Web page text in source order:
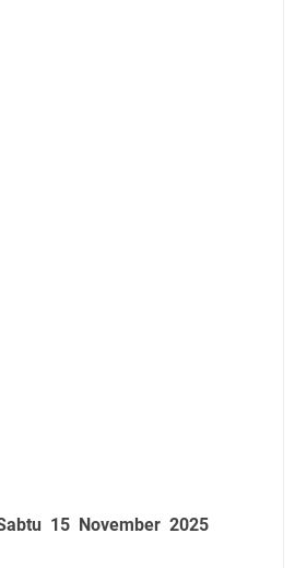
15 November 2025